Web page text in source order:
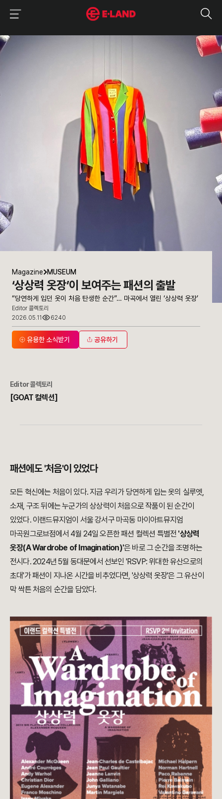
매거진 상세보기
Magazine MUSEUM
‘상상력 옷장’이 보여주는 패션의 출발
“당연하게 입던 옷이 처음 탄생한 순간”… 마곡에서 열린 ‘상상력 옷장’
Editor 콜렉토리
2026.05.11
6240
유용한 소식받기 공유하기
Editor콜렉토리
[GOAT 컬렉션]
패션에도 '처음'이 있었다
모든 혁신에는 처음이 있다. 지금 우리가 당연하게 입는 옷의 실루엣,
소재, 구조 뒤에는 누군가의 상상력이 처음으로 작품이 된 순간이
있었다. 이랜드뮤지엄이 서울 강서구 마곡동 마이아트뮤지엄
마곡원그로브점에서 4월 24일 오픈한 패션 컬렉션 특별전 '상상력
옷장(A Wardrobe of Imagination)'은 바로 그 순간을 조명하는
전시다. 2024년 5월 동대문에서 선보인 'RSVP: 위대한 유산으로의
초대'가 패션이 지나온 시간을 비추었다면, '상상력 옷장'은 그 유산이
막 싹튼 처음의 순간을 담았다.